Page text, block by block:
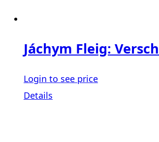
Jáchym Fleig:
Login to see price
Details